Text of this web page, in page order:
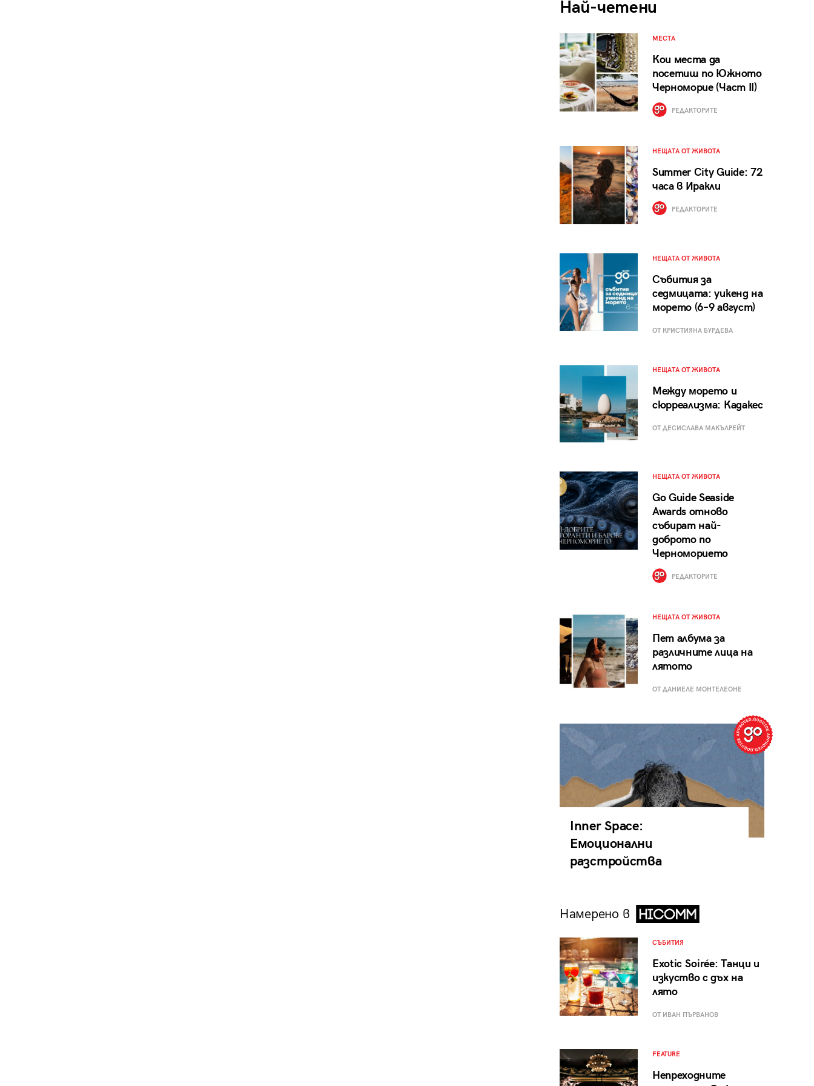
Най-четени
МЕСТА
Кои места да
посетиш по Южното
Черноморие (Част II)
РЕДАКТОРИТЕ
НЕЩАТА ОТ ЖИВОТА
Summer City Guide: 72
часа в Иракли
РЕДАКТОРИТЕ
НЕЩАТА ОТ ЖИВОТА
Събития за
седмицата: уикенд на
морето (6–9 август)
ОТ КРИСТИЯНА БУРДЕВА
НЕЩАТА ОТ ЖИВОТА
Между морето и
сюрреализма: Кадакес
ОТ ДЕСИСЛАВА МАКЪЛРЕЙТ
НЕЩАТА ОТ ЖИВОТА
Go Guide Seaside
Awards отново
събират най-
доброто по
Черноморието
РЕДАКТОРИТЕ
НЕЩАТА ОТ ЖИВОТА
Пет албума за
различните лица на
лятото
ОТ ДАНИЕЛЕ МОНТЕЛЕОНЕ
Inner Space:
Емоционални
разстройства
Намерено в
СЪБИТИЯ
Exotic Soirée: Танци и
изкуство с дъх на
лято
ОТ ИВАН ПЪРВАНОВ
FEATURE
Непреходните